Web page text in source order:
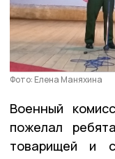
Фото: Елена Маняхина
Военный
пожелал
товарищей и